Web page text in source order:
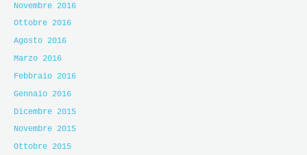
Novembre 2016
Ottobre 2016
Agosto 2016
Marzo 2016
Febbraio 2016
Gennaio 2016
Dicembre 2015
Novembre 2015
Ottobre 2015